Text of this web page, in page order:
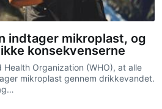
indtager mikroplast, og
konsekvenserne
Organization (WHO), at alle
mikroplast gennem drikkevandet.